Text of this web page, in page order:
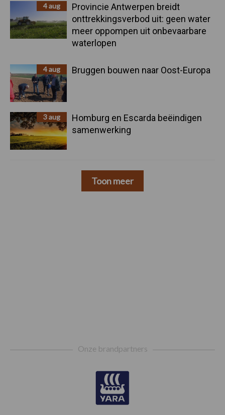
4 aug
Provincie Antwerpen breidt
onttrekkingsverbod uit: geen water
meer oppompen uit onbevaarbare
waterlopen
4 aug Bruggen bouwen naar Oost-Europa
3 aug
Homburg en Escarda beëindigen
samenwerking
Toon meer
Onze brandpartners